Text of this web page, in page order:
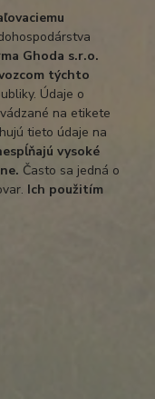
Ghoda s.r.o.
týchto
Údaje o
na etikete
tieto údaje na
vysoké
Často sa jedná o
Ich použitím